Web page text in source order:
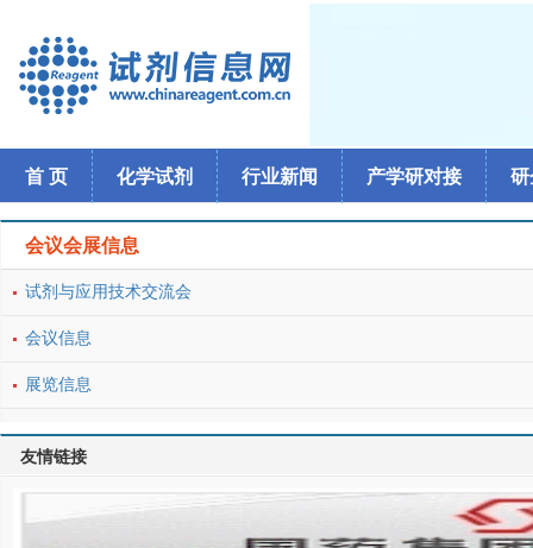
首 页 化学试剂 行业新闻 产学研对接 研
会议会展信息
试剂与应用技术交流会
会议信息
展览信息
友情链接